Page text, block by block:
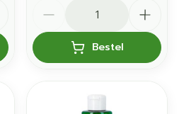
Bestel